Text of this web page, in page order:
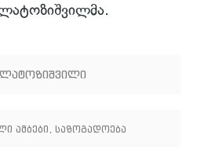
ამბები საზოგადოება